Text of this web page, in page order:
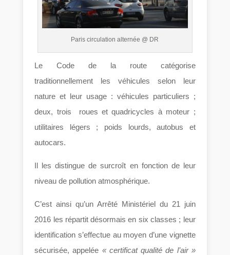
Paris circulation alternée @ DR
Le Code de la route catégorise
traditionnellement les véhicules selon leur
nature et leur usage : véhicules particuliers ;
deux, trois roues et quadricycles à moteur ;
utilitaires légers ; poids lourds, autobus et
autocars.
Il les distingue de surcroît en fonction de leur
niveau de pollution atmosphérique.
C’est ainsi qu’un Arrêté Ministériel du 21 juin
2016 les répartit désormais en six classes ; leur
identification s’effectue au moyen d’une vignette
sécurisée, appelée « certificat qualité de l’air »